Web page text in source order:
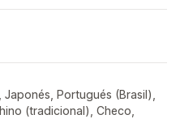
Japonés, Portugués (Brasil),
(tradicional), Checo,